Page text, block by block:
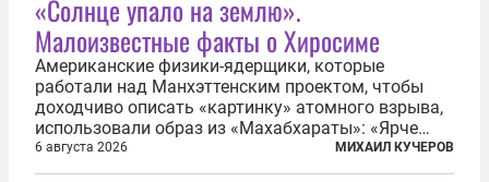
«Солнце упало на землю».
Малоизвестные факты о Хиросиме
Американские физики-ядерщики, которые
работали над Манхэттенским проектом, чтобы
доходчиво описать «картинку» атомного взрыва,
использовали образ из «Махабхараты»: «Ярче
тысячи солнц пылало это пламя». Не все жители
японских городов Хиросимы и Нагасаки, на
6 августа 2026 МИХАИЛ КУЧЕРОВ